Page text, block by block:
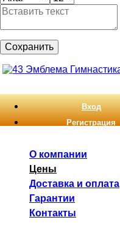
Сохранить
Вход
Регистрация
О компании
Цены
Доставка и оплата
Гарантии
Контакты